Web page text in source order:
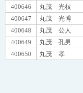
400646 丸茂 光枝
400647
丸茂 光博
400648
丸茂 公人
400649
丸茂 孔男
400650
丸茂 孝